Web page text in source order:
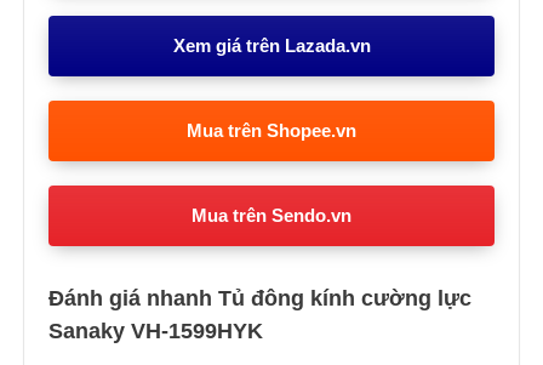
Xem giá trên Lazada.vn
Mua trên Shopee.vn
Mua trên Sendo.vn
Đánh giá nhanh Tủ đông kính cường lực
Sanaky VH-1599HYK